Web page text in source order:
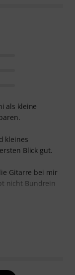
als kleine
kleines
Blick gut.
Gitarre bei mir
nicht Bundrein